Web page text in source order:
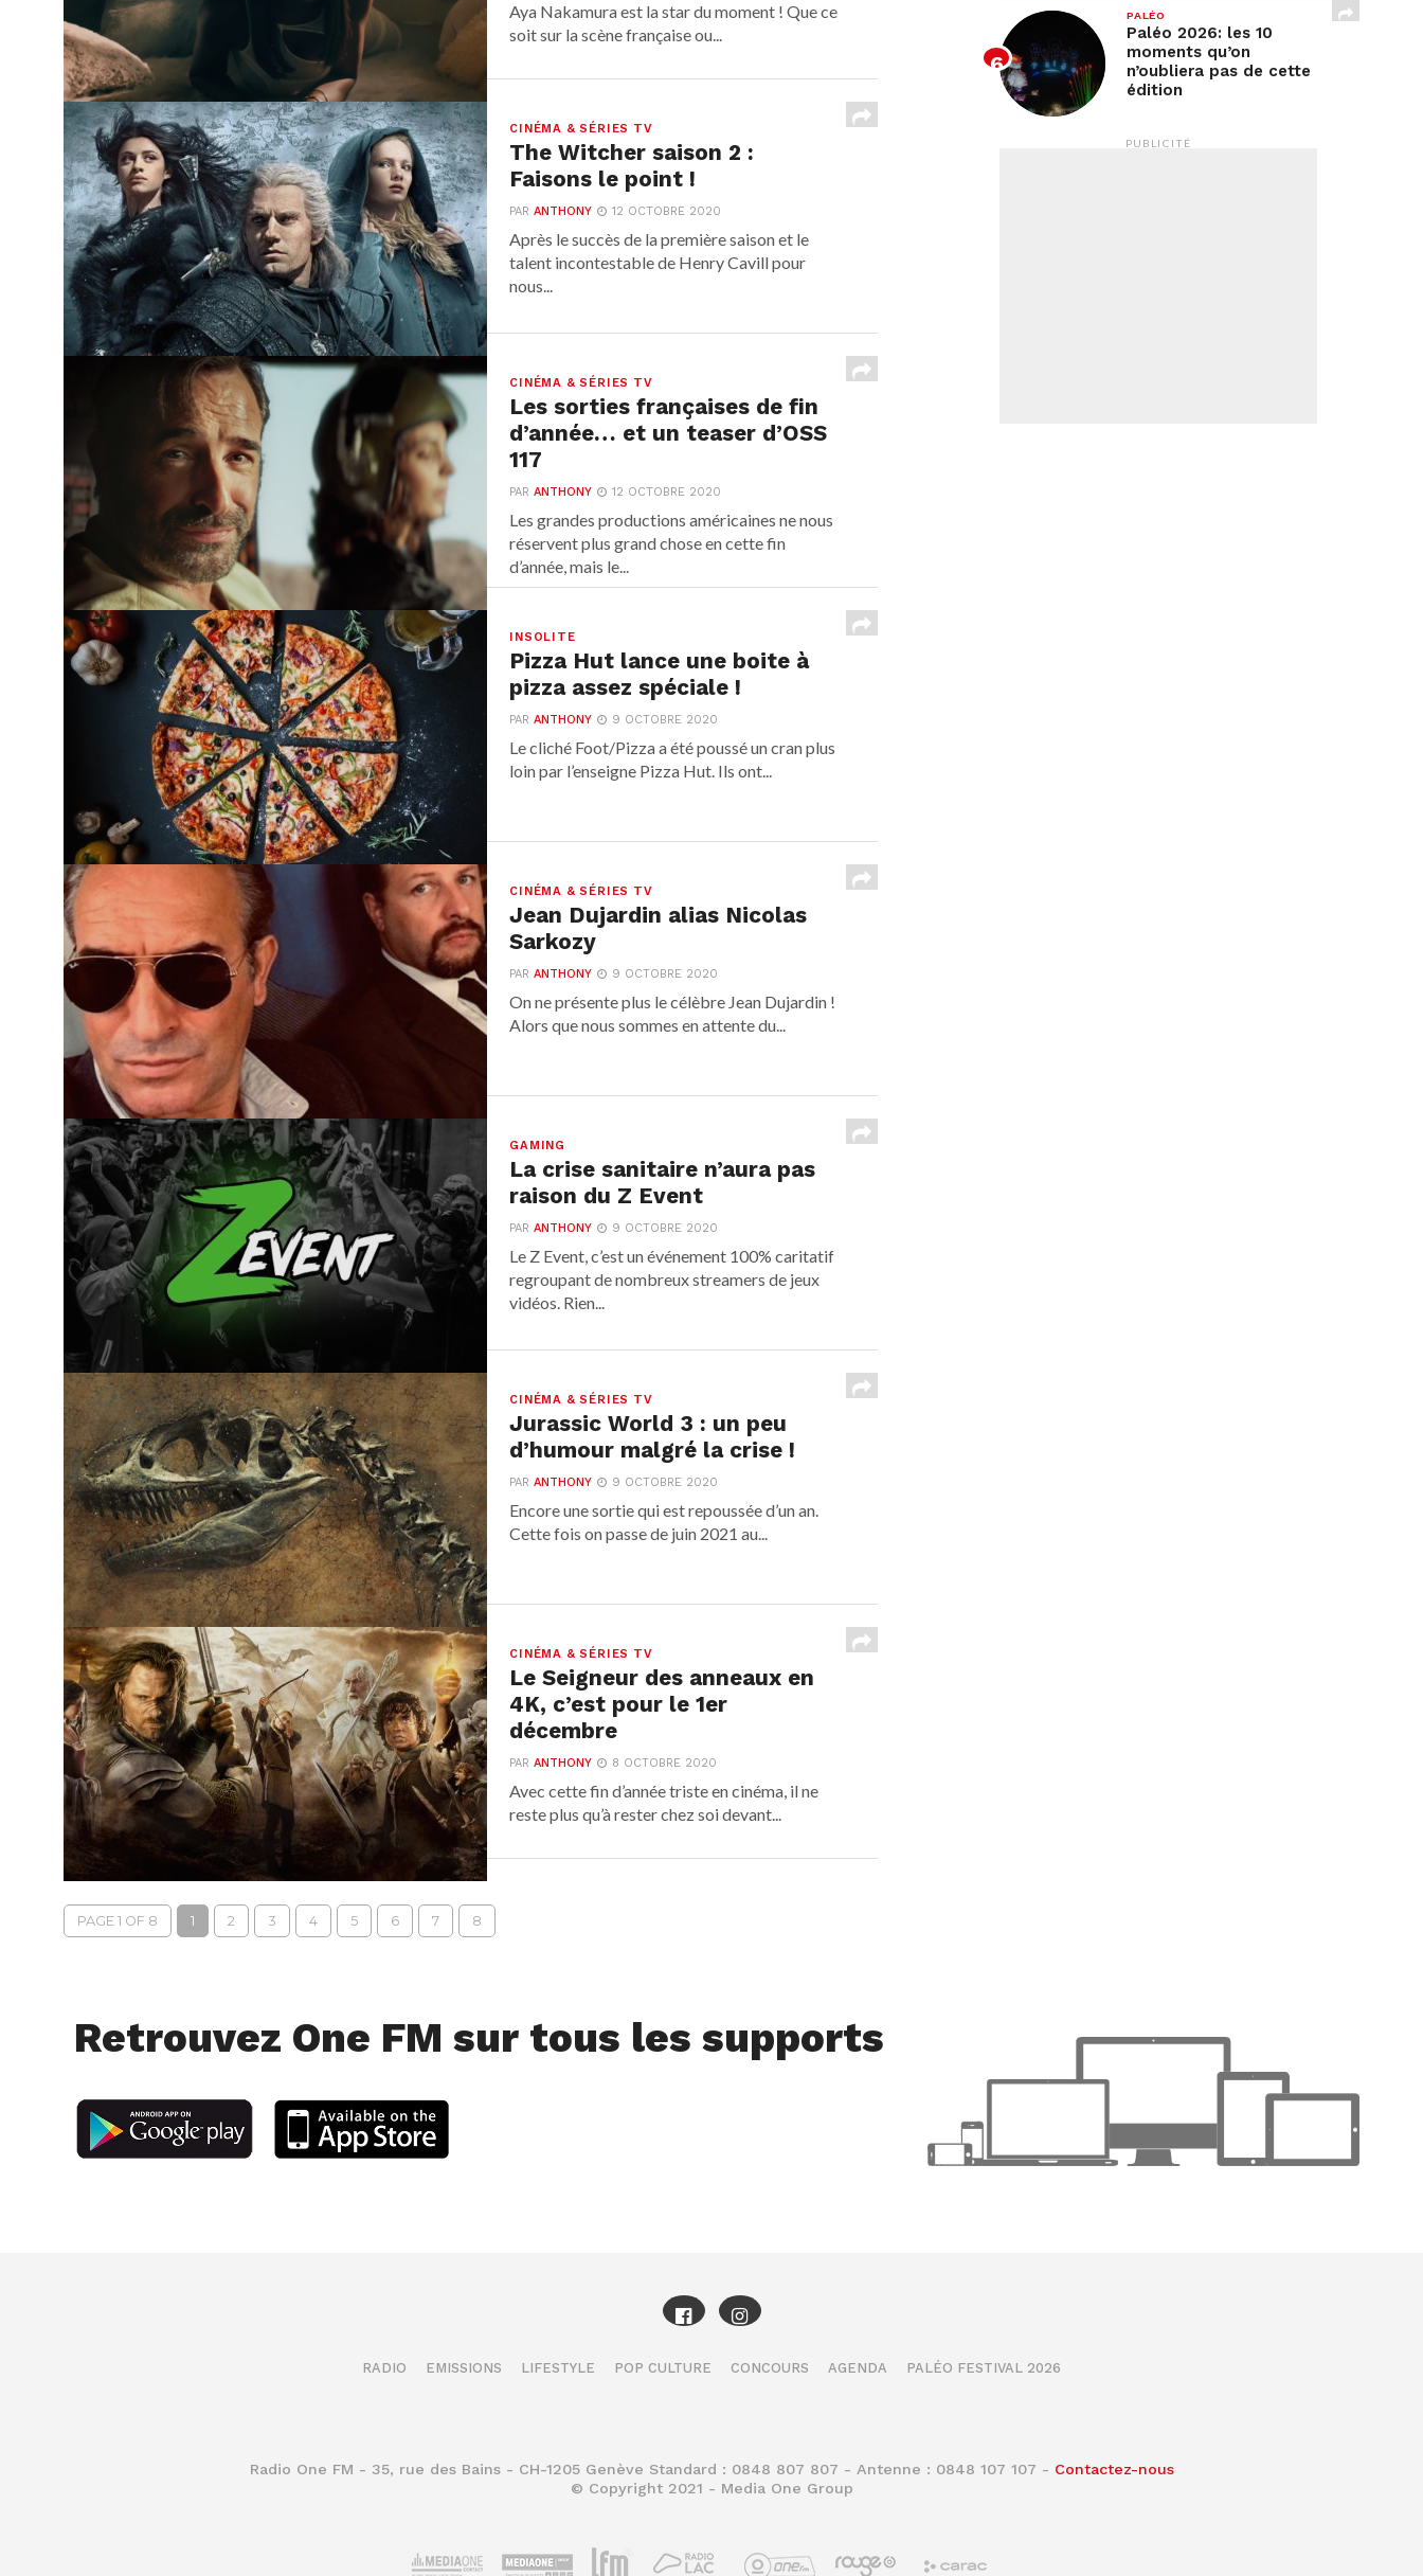
Aya Nakamura est la star du moment ! Que ce
soit sur la scène française ou...
CINÉMA & SÉRIES TV
The Witcher saison 2 :
Faisons le point !
PARANTHONY 12 OCTOBRE 2020
Après le succès de la première saison et le
talent incontestable de Henry Cavill pour
nous...
CINÉMA & SÉRIES TV
Les sorties françaises de fin
d’année… et un teaser d’OSS
117
PARANTHONY 12 OCTOBRE 2020
Les grandes productions américaines ne nous
réservent plus grand chose en cette fin
d’année, mais le...
INSOLITE
Pizza Hut lance une boite à
pizza assez spéciale !
PARANTHONY 9 OCTOBRE 2020
Le cliché Foot/Pizza a été poussé un cran plus
loin par l’enseigne Pizza Hut. Ils ont...
CINÉMA & SÉRIES TV
Jean Dujardin alias Nicolas
Sarkozy
PARANTHONY 9 OCTOBRE 2020
On ne présente plus le célèbre Jean Dujardin !
Alors que nous sommes en attente du...
GAMING
La crise sanitaire n’aura pas
raison du Z Event
PARANTHONY 9 OCTOBRE 2020
Le Z Event, c’est un événement 100% caritatif
regroupant de nombreux streamers de jeux
vidéos. Rien...
CINÉMA & SÉRIES TV
Jurassic World 3 : un peu
d’humour malgré la crise !
PARANTHONY 9 OCTOBRE 2020
Encore une sortie qui est repoussée d’un an.
Cette fois on passe de juin 2021 au...
CINÉMA & SÉRIES TV
Le Seigneur des anneaux en
4K, c’est pour le 1er
décembre
PARANTHONY 8 OCTOBRE 2020
Avec cette fin d’année triste en cinéma, il ne
reste plus qu’à rester chez soi devant...
PAGE 1 OF 8 1 2 3 4 5 6 7 8
PALÉO
Paléo 2026: les 10
moments qu’on
n’oubliera pas de cette
édition
PUBLICITÉ
Retrouvez One FM sur tous les supports
RADIO EMISSIONS LIFESTYLE POP CULTURE CONCOURS AGENDA PALÉO FESTIVAL 2026
Radio One FM - 35, rue des Bains - CH-1205 Genève Standard : 0848 807 807 - Antenne : 0848 107 107 - Contactez-nous
© Copyright 2021 - Media One Group